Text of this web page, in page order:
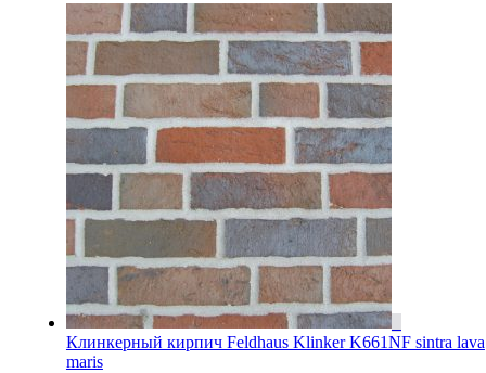
Клинкерный кирпич Feldhaus Klinker K661NF sintra lava
maris